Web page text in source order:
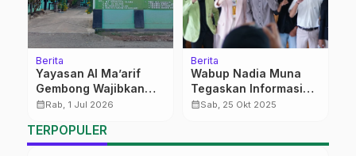
Berita
Yayasan Al Ma’arif
Gembong Wajibkan
Semua Pendidik Lulus
calendar_monthRab, 1 Jul 2026
Berita
Wabup Nadia Muna
Tegaskan Informasi
Konten Kreatif Belum
calendar_monthSab, 25 Okt 2025
TERPOPULER